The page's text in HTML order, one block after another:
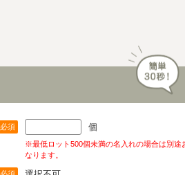
必須 個
※最低ロット500個未満の名入れの場合は別途
なります。
必須